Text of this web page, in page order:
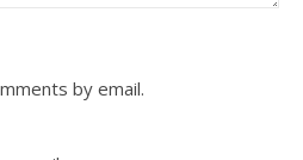
by email.